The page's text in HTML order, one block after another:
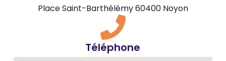
Place Saint-Barthélémy 60400 Noyon
Téléphone